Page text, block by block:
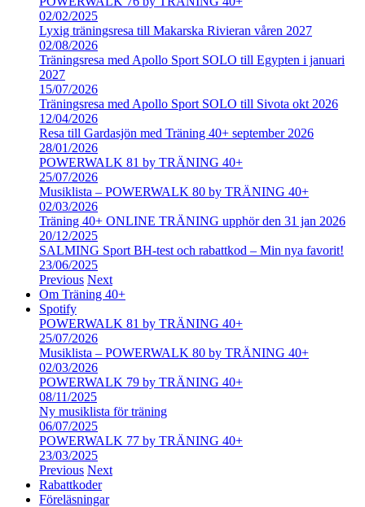
02/02/2025
Lyxig träningsresa till Makarska Rivieran våren 2027
02/08/2026
Träningsresa med Apollo Sport SOLO till Egypten i januari
2027
15/07/2026
Träningsresa med Apollo Sport SOLO till Sivota okt 2026
12/04/2026
Resa till Gardasjön med Träning 40+ september 2026
28/01/2026
POWERWALK 81 by TRÄNING 40+
25/07/2026
Musiklista – POWERWALK 80 by TRÄNING 40+
02/03/2026
Träning 40+ ONLINE TRÄNING upphör den 31 jan 2026
20/12/2025
SALMING Sport BH-test och rabattkod – Min nya favorit!
23/06/2025
Previous Next
Om Träning 40+
Spotify
POWERWALK 81 by TRÄNING 40+
25/07/2026
Musiklista – POWERWALK 80 by TRÄNING 40+
02/03/2026
POWERWALK 79 by TRÄNING 40+
08/11/2025
Ny musiklista för träning
06/07/2025
POWERWALK 77 by TRÄNING 40+
23/03/2025
Previous Next
Rabattkoder
Föreläsningar